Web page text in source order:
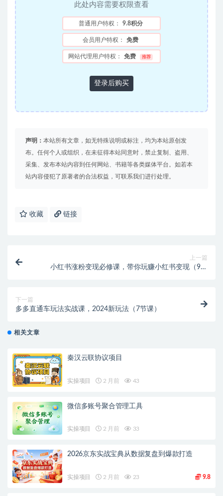
此处内容需要权限查看
普通用户特权： 9.8积分
会员用户特权： 免费
网站代理用户特权： 免费 推荐
登录后购买
声明： 本站所有文章，如无特殊说明或标注，均为本站原创发
布。任何个人或组织，在未征得本站同意时，禁止复制、盗用、
采集、发布本站内容到任何网站、书籍等各类媒体平台。如若本
站内容侵犯了原著者的合法权益，可联系我们进行处理。
收藏 链接
上一篇
小红书涨粉变现必修课，带你玩赚小红书变现（9节
下一篇
多多直通车玩法实战课，2024新玩法（7节课）
相关文章
秦汉云联协议项目
实操项目 2 月前 43
微信多账号聚合管理工具
实操项目 2 月前 33
2026京东实战宝典从数据复盘到爆款打造
实操项目 2 月前 23 9.8